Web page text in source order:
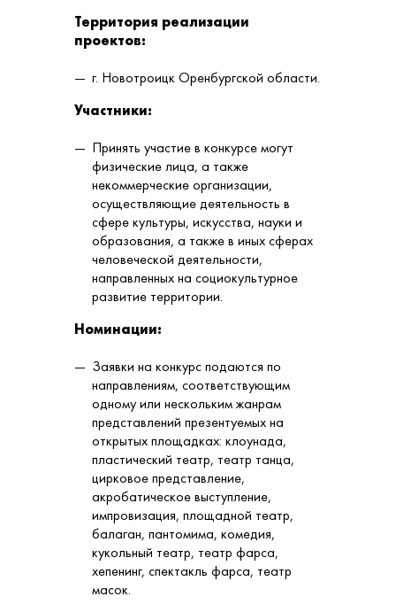
Территория реализации
проектов:
г. Новотроицк Оренбургской области.
Участники:
Принять участие в конкурсе могут
физические лица, а также
некоммерческие организации,
осуществляющие деятельность в
сфере культуры, искусства, науки и
образования, а также в иных сферах
человеческой деятельности,
направленных на социокультурное
развитие территории.
Номинации:
Заявки на конкурс подаются по
направлениям, соответствующим
одному или нескольким жанрам
представлений презентуемых на
открытых площадках: клоунада,
пластический театр, театр танца,
цирковое представление,
акробатическое выступление,
импровизация, площадной театр,
балаган, пантомима, комедия,
кукольный театр, театр фарса,
хепенинг, спектакль фарса, театр
масок.